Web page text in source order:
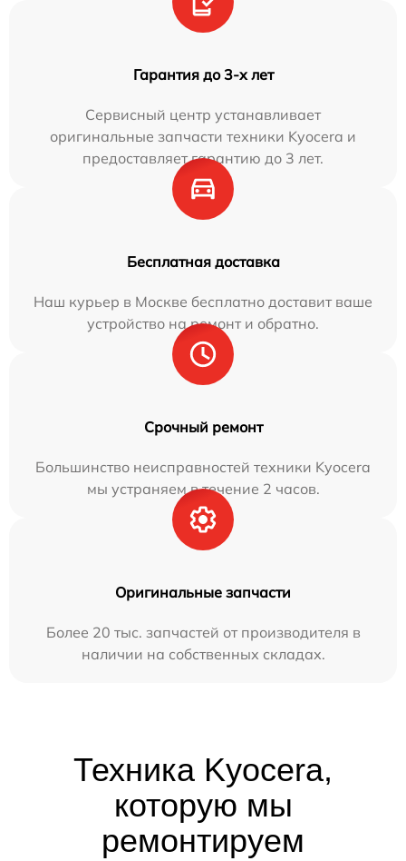
Гарантия до 3-х лет
Сервисный центр устанавливает
оригинальные запчасти техники Kyocera и
предоставляет гарантию до 3 лет.
Бесплатная доставка
Наш курьер в Москве бесплатно доставит ваше
устройство на ремонт и обратно.
Срочный ремонт
Большинство неисправностей техники Kyocera
мы устраняем в течение 2 часов.
Оригинальные запчасти
Более 20 тыс. запчастей от производителя в
наличии на собственных складах.
Техника Kyocera,
которую мы
ремонтируем